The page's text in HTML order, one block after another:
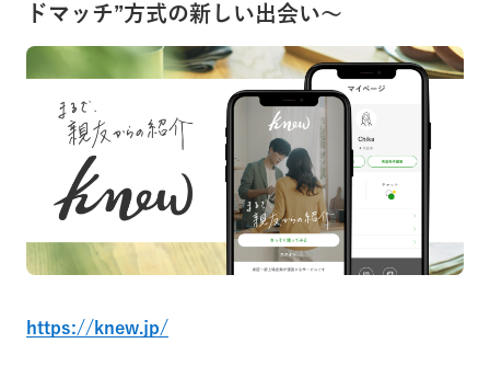
ドマッチ”方式の新しい出会い～
https://knew.jp/